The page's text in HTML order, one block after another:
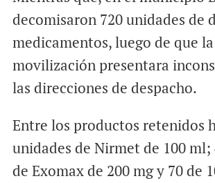
decomisaron 720 unidades de
medicamentos, luego de que
movilización presentara
las direcciones de despacho.
Entre los productos retenidos
unidades de Nirmet de 100 ml;
de Exomax de 200 mg y 70 de